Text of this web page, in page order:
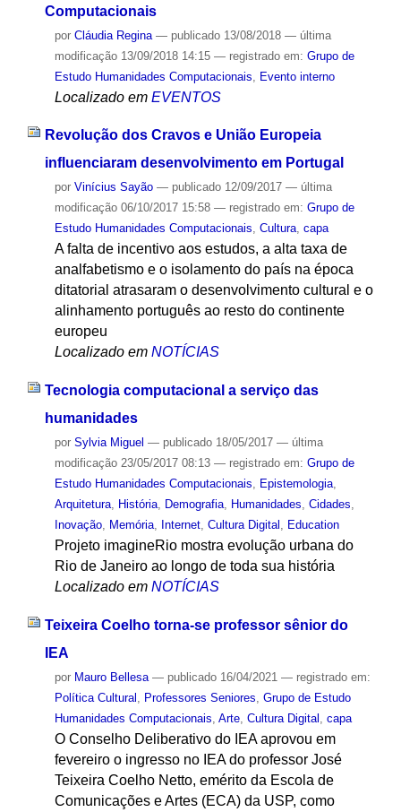
Computacionais
por Cláudia Regina — publicado13/08/2018 — última
modificação13/09/2018 14:15 — registrado em: Grupo de
Estudo Humanidades Computacionais
Evento interno
Localizado em EVENTOS
Revolução dos Cravos e União Europeia
influenciaram desenvolvimento em Portugal
por Vinícius Sayão — publicado12/09/2017 — última
modificação06/10/2017 15:58 — registrado em: Grupo de
Estudo Humanidades Computacionais, Cultura, capa
A falta de incentivo aos estudos, a alta taxa de
analfabetismo e o isolamento do país na época
ditatorial atrasaram o desenvolvimento cultural e o
alinhamento português ao resto do continente
europeu
Localizado em NOTÍCIAS
Tecnologia computacional a serviço das
humanidades
por Sylvia Miguel — publicado18/05/2017 — última
modificação23/05/2017 08:13 — registrado em: Grupo de
Estudo Humanidades Computacionais, Epistemologia,
Arquitetura, História, Demografia, Humanidades, Cidades,
Inovação, Memória, Internet, Cultura Digital , Education
Projeto imagineRio mostra evolução urbana do
Rio de Janeiro ao longo de toda sua história
Localizado em NOTÍCIAS
Teixeira Coelho torna-se professor sênior do
IEA
por Mauro Bellesa — publicado16/04/2021 — registrado em:
Política Cultural
Professores Seniores Grupo de Estudo
Humanidades Computacionais Arte, Cultura Digital capa
O Conselho Deliberativo do IEA aprovou em
fevereiro o ingresso no IEA do professor José
Teixeira Coelho Netto, emérito da Escola de
Comunicações e Artes (ECA) da USP, como